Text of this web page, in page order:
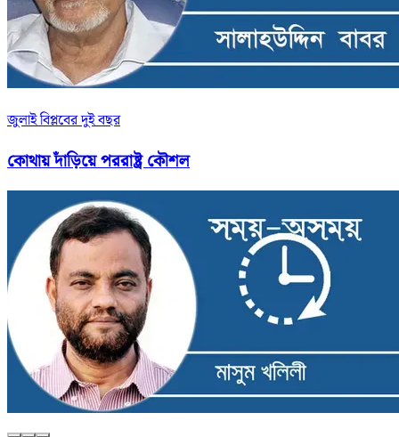
জুলাই বিপ্লবের দুই বছর
কোথায় দাঁড়িয়ে পররাষ্ট্র কৌশল